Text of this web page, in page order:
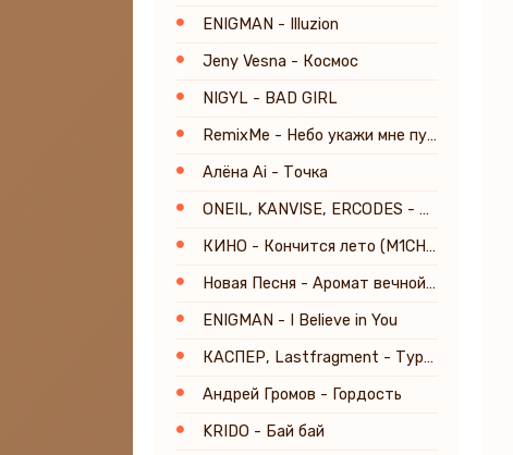
ENIGMAN - Illuzion
Jeny Vesna - Космос
NIGYL - BAD GIRL
RemixMe - Небо укажи мне путь
Алёна Ai - Точка
ONEIL, KANVISE, ERCODES - Stepping into Light
КИНО - Кончится лето (M1CH3L P. & Red Line Remix) Radio Version
Новая Песня - Аромат вечной любви
ENIGMAN - I Believe in You
КАСПЕР, Lastfragment - Туристы (Slowed Phonk Remix)
Андрей Громов - Гордость
KRIDO - Бай бай